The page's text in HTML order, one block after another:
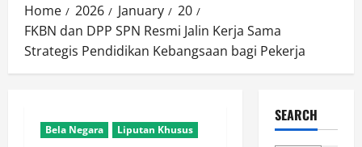
Home 2026 January
20
FKBN dan DPP SPN Resmi Jalin Kerja Sama
Strategis Pendidikan Kebangsaan bagi Pekerja
Bela Negara Liputan Khusus
SEARCH